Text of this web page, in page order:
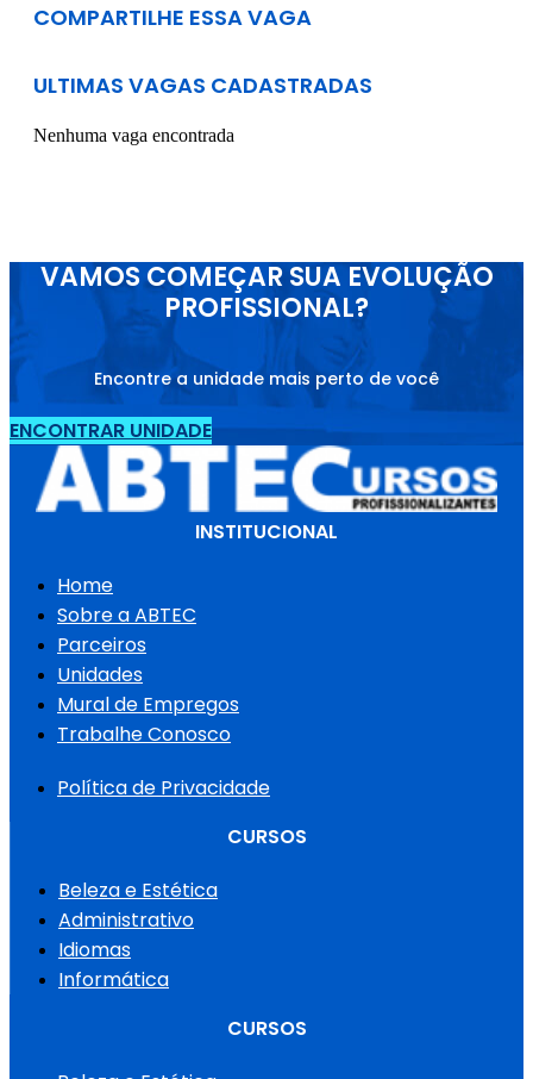
COMPARTILHE ESSA VAGA
ULTIMAS VAGAS CADASTRADAS
Nenhuma vaga encontrada
VAMOS COMEÇAR SUA EVOLUÇÃO
PROFISSIONAL?
Encontre a unidade mais perto de você
ENCONTRAR UNIDADE
INSTITUCIONAL
Home
Sobre a ABTEC
Parceiros
Unidades
Mural de Empregos
Trabalhe Conosco
Política de Privacidade
CURSOS
Beleza e Estética
Administrativo
Idiomas
Informática
CURSOS